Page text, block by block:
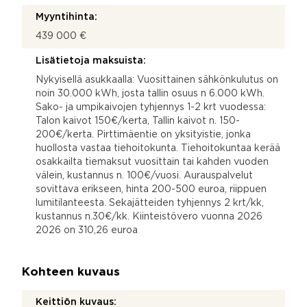
Myyntihinta:
439 000 €
Lisätietoja maksuista:
Nykyisellä asukkaalla: Vuosittainen sähkönkulutus on
noin 30.000 kWh, josta tallin osuus n 6.000 kWh.
Sako- ja umpikaivojen tyhjennys 1-2 krt vuodessa:
Talon kaivot 150€/kerta, Tallin kaivot n. 150-
200€/kerta. Pirttimäentie on yksityistie, jonka
huollosta vastaa tiehoitokunta. Tiehoitokuntaa kerää
osakkailta tiemaksut vuosittain tai kahden vuoden
välein, kustannus n. 100€/vuosi. Aurauspalvelut
sovittava erikseen, hinta 200-500 euroa, riippuen
lumitilanteesta. Sekajätteiden tyhjennys 2 krt/kk,
kustannus n.30€/kk. Kiinteistövero vuonna 2026
2026 on 310,26 euroa
Kohteen kuvaus
Keittiön kuvaus: